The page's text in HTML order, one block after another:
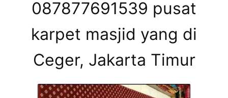
087877691539 pusat
karpet masjid yang di
Ceger, Jakarta Timur